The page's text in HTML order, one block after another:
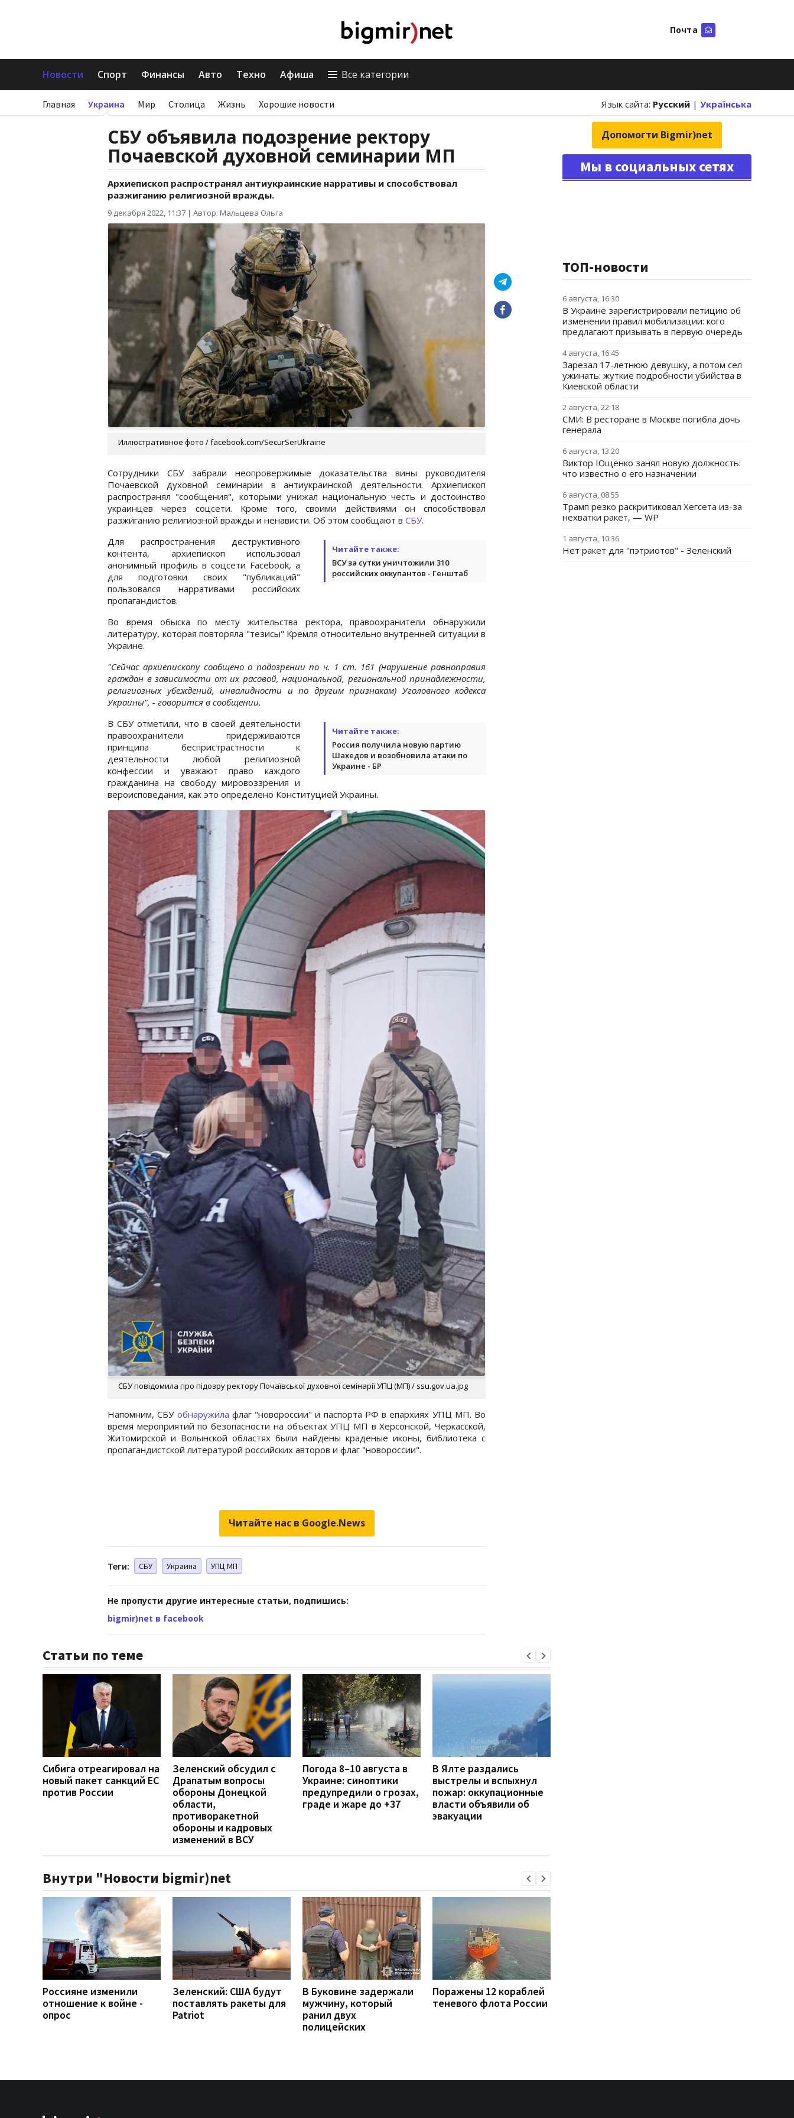
Почта
Новости Спорт Финансы Авто Техно Афиша Все категории
Главная Украина Мир Столица Жизнь Хорошие новости Язык сайта: Русский | Українська
СБУ объявила подозрение ректору
Почаевской духовной семинарии МП
Архиепископ распространял антиукраинские нарративы и способствовал
разжиганию религиозной вражды.
9 декабря 2022, 11:37 | Автор: Мальцева Ольга
Иллюстративное фото / facebook.com/SecurSerUkraine
Сотрудники СБУ забрали неопровержимые доказательства вины руководителя
Почаевской духовной семинарии в антиукраинской деятельности. Архиепископ
распространял "сообщения", которыми унижал национальную честь и достоинство
украинцев через соцсети. Кроме того, своими действиями он способствовал
разжиганию религиозной вражды и ненависти. Об этом сообщают в СБУ.
Читайте также:
ВСУ за сутки уничтожили 310
российских оккупантов - Генштаб
Для распространения деструктивного
контента, архиепископ использовал
анонимный профиль в соцсети Facebook, а
для подготовки своих "публикаций"
пользовался нарративами российских
пропагандистов.
Во время обыска по месту жительства ректора, правоохранители обнаружили
литературу, которая повторяла "тезисы" Кремля относительно внутренней ситуации в
Украине.
"Сейчас архиепископу сообщено о подозрении по ч. 1 ст. 161 (нарушение равноправия
граждан в зависимости от их расовой, национальной, региональной принадлежности,
религиозных убеждений, инвалидности и по другим признакам) Уголовного кодекса
Украины", - говорится в сообщении.
Читайте также:
Россия получила новую партию
Шахедов и возобновила атаки по
Украине - БР
В СБУ отметили, что в своей деятельности
правоохранители придерживаются
принципа беспристрастности к
деятельности любой религиозной
конфессии и уважают право каждого
гражданина на свободу мировоззрения и
вероисповедания, как это определено Конституцией Украины.
СБУ повідомила про підозру ректору Почаївської духовної семінарії УПЦ (МП) / ssu.gov.ua.jpg
Напомним, СБУ обнаружила флаг "новороссии" и паспорта РФ в епархиях УПЦ МП. Во
время мероприятий по безопасности на объектах УПЦ МП в Херсонской, Черкасской,
Житомирской и Волынской областях были найдены краденые иконы, библиотека с
пропагандистской литературой российских авторов и флаг "новороссии".
Читайте нас в Google.News
Теги: СБУ Украина УПЦ МП
Не пропусти другие интересные статьи, подпишись:
bigmir)net в facebook
Статьи по теме
Сибига отреагировал на
новый пакет санкций ЕС
против России
Зеленский обсудил с
Драпатым вопросы
обороны Донецкой
области,
противоракетной
обороны и кадровых
изменений в ВСУ
Погода 8–10 августа в
Украине: синоптики
предупредили о грозах,
граде и жаре до +37
В Ялте раздались
выстрелы и вспыхнул
пожар: оккупационные
власти объявили об
эвакуации
Внутри "Новости bigmir)net
Россияне изменили
отношение к войне -
опрос
Зеленский: США будут
поставлять ракеты для
Patriot
В Буковине задержали
мужчину, который
ранил двух
полицейских
Поражены 12 кораблей
теневого флота России
Допомогти Bigmir)net
Мы в социальных сетях
ТОП-новости
6 августа, 16:30
В Украине зарегистрировали петицию об
изменении правил мобилизации: кого
предлагают призывать в первую очередь
4 августа, 16:45
Зарезал 17-летнюю девушку, а потом сел
ужинать: жуткие подробности убийства в
Киевской области
2 августа, 22:18
СМИ: В ресторане в Москве погибла дочь
генерала
6 августа, 13:20
Виктор Ющенко занял новую должность:
что известно о его назначении
6 августа, 08:55
Трамп резко раскритиковал Хегсета из-за
нехватки ракет, — WP
1 августа, 10:36
Нет ракет для "пэтриотов" - Зеленский